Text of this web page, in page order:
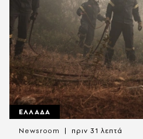
ΕΛΛΑΔΑ
Newsroom πριν 31 λεπτά